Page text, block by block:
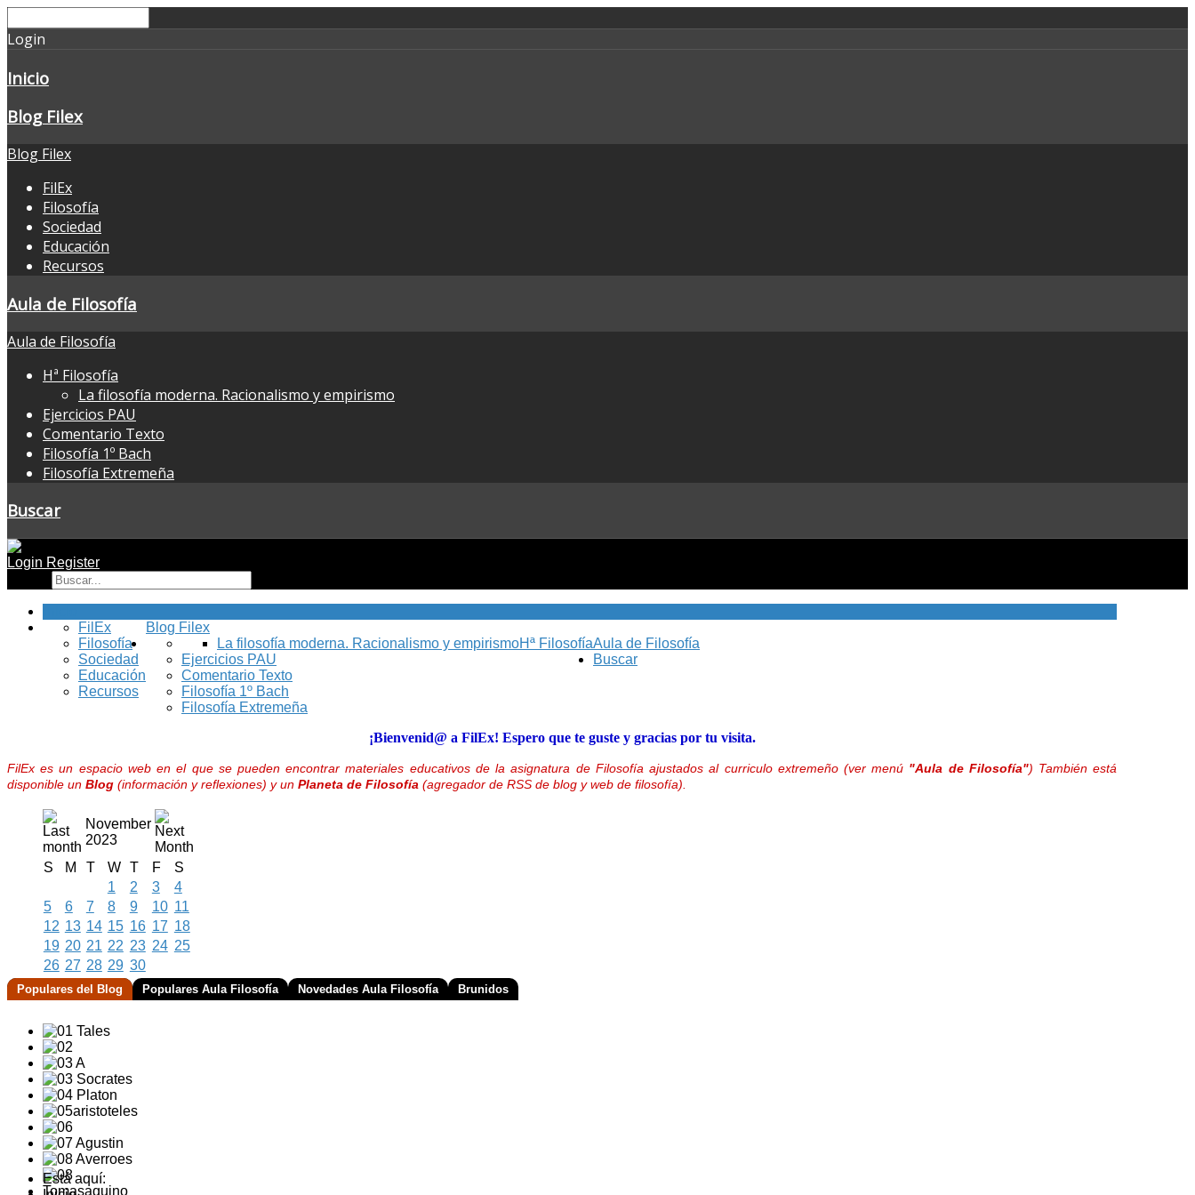
Login
Inicio
Blog Filex
Blog Filex
FilEx
Filosofía
Sociedad
Educación
Recursos
Aula de Filosofía
Aula de Filosofía
Hª Filosofía
La filosofía moderna. Racionalismo y empirismo
Ejercicios PAU
Comentario Texto
Filosofía 1º Bach
Filosofía Extremeña
Buscar
Login Register
Blog Filex
FilEx
Filosofía
Sociedad
Educación
Recursos
Aula de Filosofía
Hª Filosofía
La filosofía moderna. Racionalismo y empirismo
Ejercicios PAU
Comentario Texto
Filosofía 1º Bach
Filosofía Extremeña
Buscar
¡Bienvenid@ a FilEx! Espero que te guste y gracias por tu visita.
FilEx es un espacio web en el que se pueden encontrar materiales educativos de la asignatura de Filosofía ajustados al curriculo extremeño (ver menú "Aula de Filosofía") También está
disponible un Blog (información y reflexiones) y un Planeta de Filosofía (agregador de RSS de blog y web de filosofía).
November
2023
S
M T W T F
S
1
2 3
4
5
6 7 8 9 10 11
12 13 14 15 16 17 18
19 20 21 22 23 24 25
26 27 28 29 30
Populares del Blog Populares Aula Filosofía Novedades Aula Filosofía Brunidos
Está aquí: